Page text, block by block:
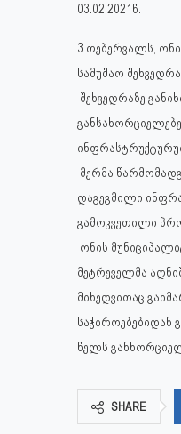
03.02.2021წ.
3 თებერვალს,
სამუშაო
შეხვედრაზე
მერმა
დაგეგმილი
გამოკვეთილი
ონის
მეტრეველმა
მიხედვითაც
საჭიროებებიდან
წელს
SHARE